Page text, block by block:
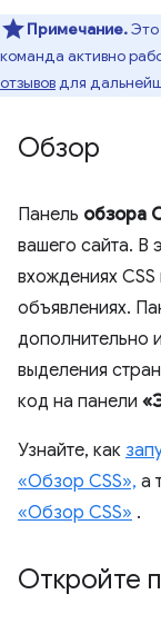
Примечание.Это
команда активно
отзывовдля
Обзор
Панель обзора
вашего сайта. В
вхождениях
объявлениях.
дополнительно
выделения
код на панели
Узнайте, как
«Обзор CSS», а
«Обзор CSS» .
Откройте